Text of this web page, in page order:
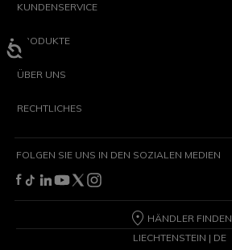
KUNDENSERVICE
PRODUKTE
ÜBER UNS
RECHTLICHES
FOLGEN SIE UNS IN DEN SOZIALEN MEDIEN
HÄNDLER FINDEN
LIECHTENSTEIN | DE